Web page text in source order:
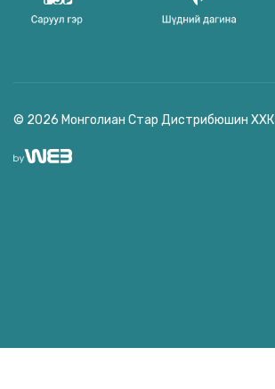
© 2026 Монголиан Стар Дистрибюшин ХХК